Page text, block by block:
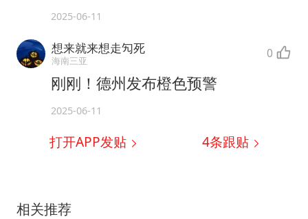
2025-06-11
想来就来想走勼死
海南三亚 0
刚刚！德州发布橙色预警
2025-06-11
打开APP发贴 4条跟贴
相关推荐